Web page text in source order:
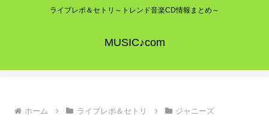
ライブレポ＆セトリ～トレンド音楽CD情報まとめ～
MUSIC♪com
ホーム ライブレポ＆セトリ ジャニーズ